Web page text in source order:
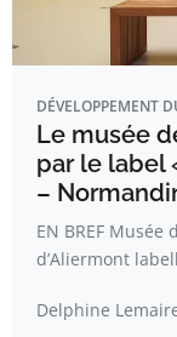
DÉVELOPPEMENT
Le musée
par le label
–
EN BREF Musée
d’Aliermont
Delphine